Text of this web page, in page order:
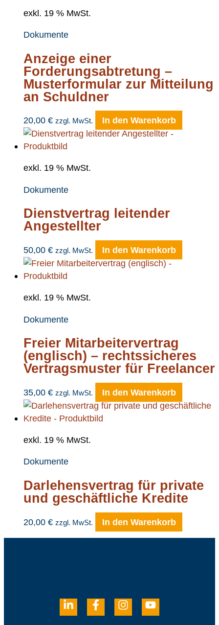
exkl. 19 % MwSt.
Dokumente
Anzeige einer
Forderungsabtretung –
Musterformular zur Mitteilung
an Schuldner
20,00 € zzgl. MwSt. In den Warenkorb
exkl. 19 % MwSt.
Dokumente
Dienstvertrag leitender
Angestellter
50,00 € zzgl. MwSt. In den Warenkorb
exkl. 19 % MwSt.
Dokumente
Freier Mitarbeitervertrag
(englisch) – rechtssicheres
Vertragsmuster für Freelancer
35,00 € zzgl. MwSt. In den Warenkorb
exkl. 19 % MwSt.
Dokumente
Darlehensvertrag für private
und geschäftliche Kredite
20,00 € zzgl. MwSt. In den Warenkorb